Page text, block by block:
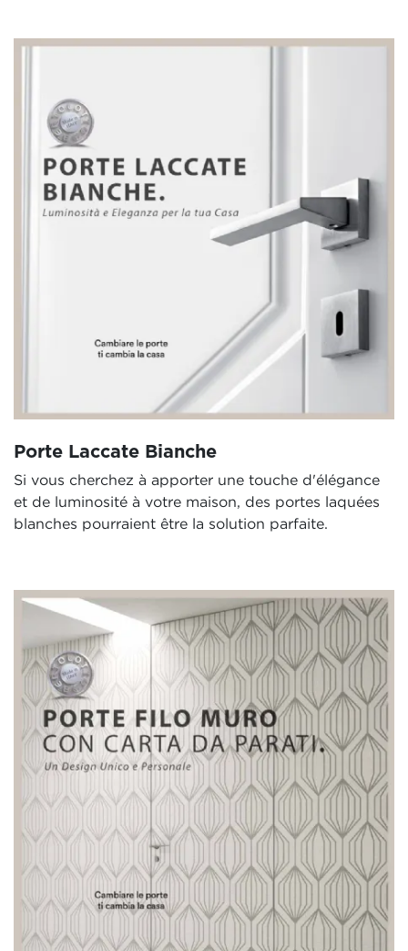
Porte Laccate Bianche
Si vous cherchez à apporter une touche d'élégance
et de luminosité à votre maison, des portes laquées
blanches pourraient être la solution parfaite.